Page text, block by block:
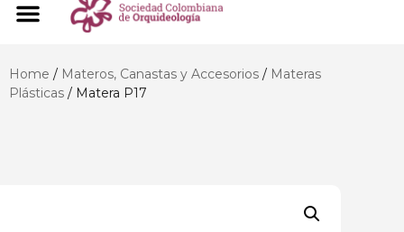
Home / Materos, Canastas y Accesorios / Materas
Plásticas / Matera P17